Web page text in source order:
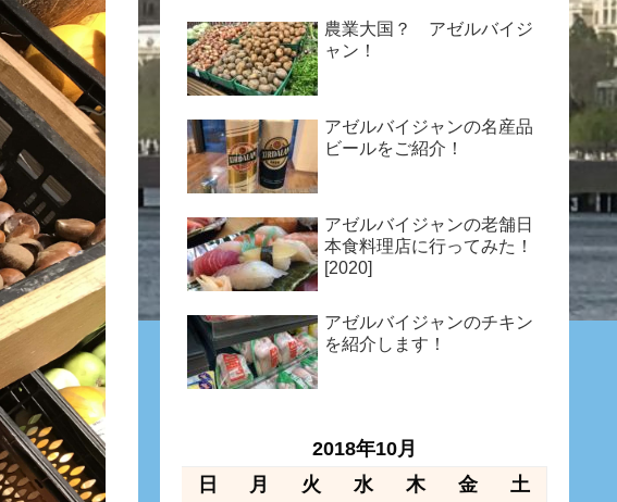
農業大国？ アゼルバイジ
ャン！
アゼルバイジャンの名産品
ビールをご紹介！
アゼルバイジャンの老舗日
本食料理店に行ってみた！
[2020]
アゼルバイジャンのチキン
を紹介します！
2018年10月
日
月 火 水 木 金
土